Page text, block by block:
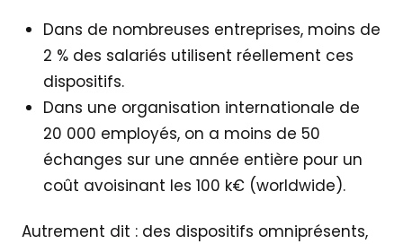
Dans de nombreuses entreprises, moins de
2 % des salariés utilisent réellement ces
dispositifs.
Dans une organisation internationale de
20 000 employés, on a moins de 50
échanges sur une année entière pour un
coût avoisinant les 100 k€ (worldwide).
Autrement dit : des dispositifs omniprésents,